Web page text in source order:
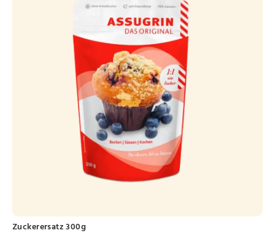
Zuckerersatz 300g